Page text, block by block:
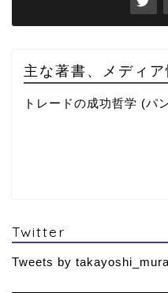
主な著書、メディア
トレードの成功哲学 (パ
Twitter
Tweets by